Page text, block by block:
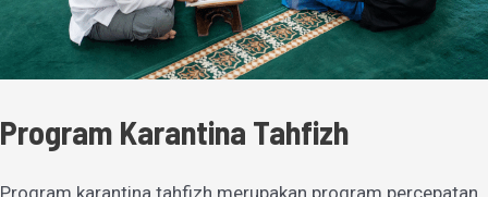
Program Karantina Tahfizh